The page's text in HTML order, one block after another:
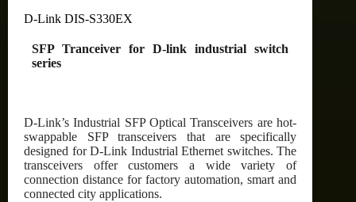
D-Link DIS-S330EX
SFP Tranceiver for D-link industrial switch
series
D-Link’s Industrial SFP Optical Transceivers are hot-
swappable SFP transceivers that are specifically
designed for D-Link Industrial Ethernet switches. The
transceivers offer customers a wide variety of
connection distance for factory automation, smart and
connected city applications.